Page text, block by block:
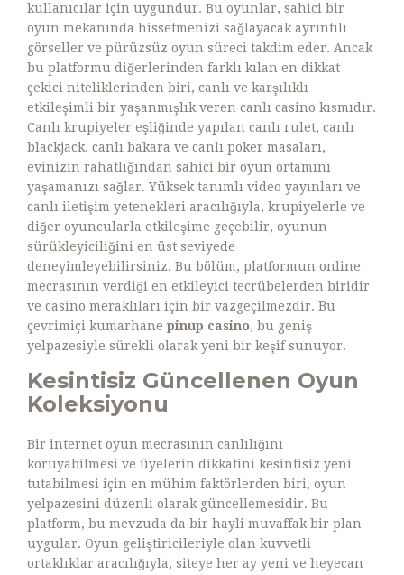
kullanıcılar için uygundur. Bu oyunlar, sahici bir
oyun mekanında hissetmenizi sağlayacak ayrıntılı
görseller ve pürüzsüz oyun süreci takdim eder. Ancak
bu platformu diğerlerinden farklı kılan en dikkat
çekici niteliklerinden biri, canlı ve karşılıklı
etkileşimli bir yaşanmışlık veren canlı casino kısmıdır.
Canlı krupiyeler eşliğinde yapılan canlı rulet, canlı
blackjack, canlı bakara ve canlı poker masaları,
evinizin rahatlığından sahici bir oyun ortamını
yaşamanızı sağlar. Yüksek tanımlı video yayınları ve
canlı iletişim yetenekleri aracılığıyla, krupiyelerle ve
diğer oyuncularla etkileşime geçebilir, oyunun
sürükleyiciliğini en üst seviyede
deneyimleyebilirsiniz. Bu bölüm, platformun online
mecrasının verdiği en etkileyici tecrübelerden biridir
ve casino meraklıları için bir vazgeçilmezdir. Bu
çevrimiçi kumarhane pinup casino, bu geniş
yelpazesiyle sürekli olarak yeni bir keşif sunuyor.
Kesintisiz Güncellenen Oyun
Koleksiyonu
Bir internet oyun mecrasının canlılığını
koruyabilmesi ve üyelerin dikkatini kesintisiz yeni
tutabilmesi için en mühim faktörlerden biri, oyun
yelpazesini düzenli olarak güncellemesidir. Bu
platform, bu mevzuda da bir hayli muvaffak bir plan
uygular. Oyun geliştiricileriyle olan kuvvetli
ortaklıklar aracılığıyla, siteye her ay yeni ve heyecan